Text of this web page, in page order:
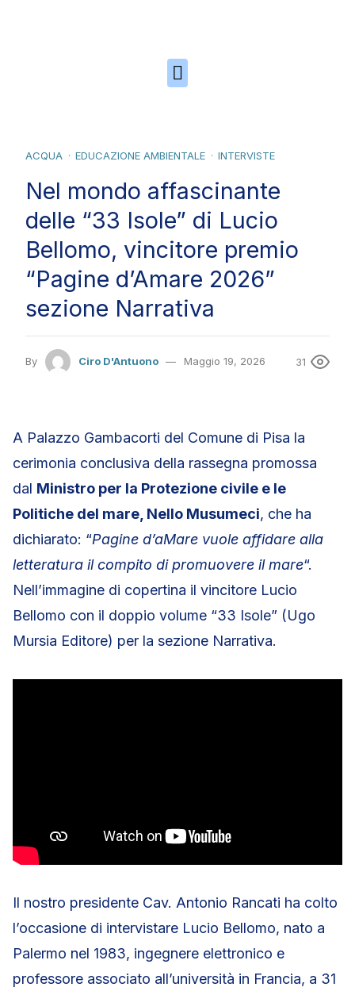
ACQUA EDUCAZIONE AMBIENTALE INTERVISTE
Nel mondo affascinante
delle “33 Isole” di Lucio
Bellomo, vincitore premio
“Pagine d’Amare 2026”
sezione Narrativa
By Ciro D'Antuono Maggio 19, 2026 31
A Palazzo Gambacorti del Comune di Pisa la
cerimonia conclusiva della rassegna promossa
dal Ministro per la Protezione civile e le
Politiche del mare, Nello Musumeci, che ha
dichiarato: “Pagine d’aMare vuole affidare alla
letteratura il compito di promuovere il mare“.
Nell’immagine di copertina il vincitore Lucio
Bellomo con il doppio volume “33 Isole” (Ugo
Mursia Editore) per la sezione Narrativa.
Il nostro presidente Cav. Antonio Rancati ha colto
l’occasione di intervistare Lucio Bellomo, nato a
Palermo nel 1983, ingegnere elettronico e
professore associato all’università in Francia, a 31